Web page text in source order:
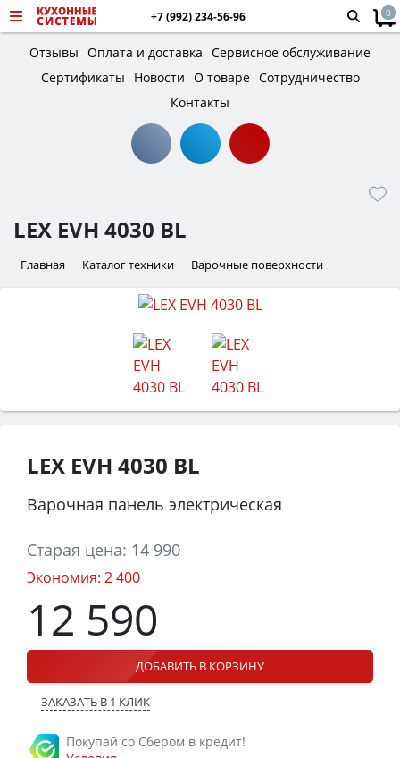
+7 (992) 234-56-96 0
Отзывы Оплата и доставка Сервисное обслуживание
Сертификаты
Новости О товаре Сотрудничество
Контакты
LEX EVH 4030 BL
Главная Каталог техники Варочные поверхности
LEX EVH 4030 BL
Варочная панель электрическая
Старая цена: 14 990
Экономия: 2 400
12 590
ДОБАВИТЬ В КОРЗИНУ
ЗАКАЗАТЬ В 1 КЛИК
Покупай со Сбером в кредит!